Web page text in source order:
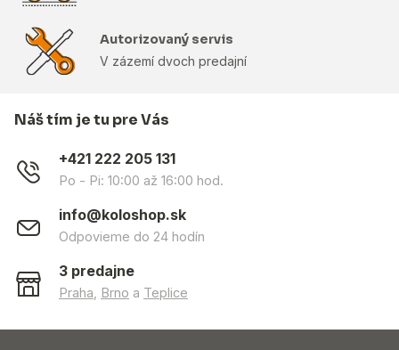
Autorizovaný servis
V zázemí dvoch predajní
Náš tím je tu pre Vás
+421 222 205 131
Po - Pi: 10:00 až 16:00 hod.
info@koloshop.sk
Odpovieme do 24 hodín
3 predajne
Praha Brno a Teplice